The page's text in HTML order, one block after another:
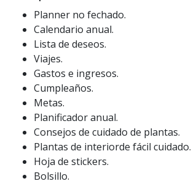
Planner no fechado.
Calendario anual.
Lista de deseos.
Viajes.
Gastos e ingresos.
Cumpleaños.
Metas.
Planificador anual.
Consejos de cuidado de plantas.
Plantas de interiorde fácil cuidado.
Hoja de stickers.
Bolsillo.